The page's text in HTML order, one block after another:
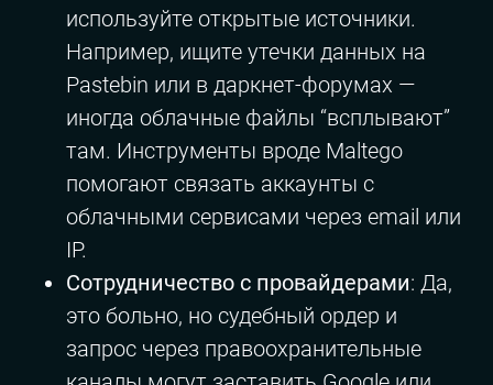
используйте открытые источники.
Например, ищите утечки данных на
Pastebin или в даркнет-форумах —
иногда облачные файлы “всплывают”
там. Инструменты вроде Maltego
помогают связать аккаунты с
облачными сервисами через email или
IP.
Сотрудничество с провайдерами: Да,
это больно, но судебный ордер и
запрос через правоохранительные